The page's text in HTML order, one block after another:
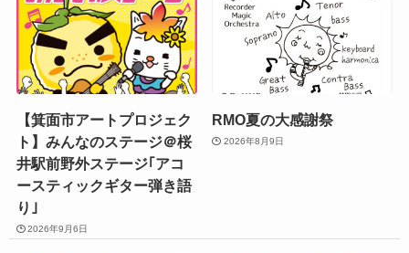
【箕面市アートプロジェク
ト】みんなのステージ＠桜
井駅前野外ステージ｢アコ
ースティックギター弾き語
り｣
2026年9月6日
RMO夏の大感謝祭
2026年8月9日